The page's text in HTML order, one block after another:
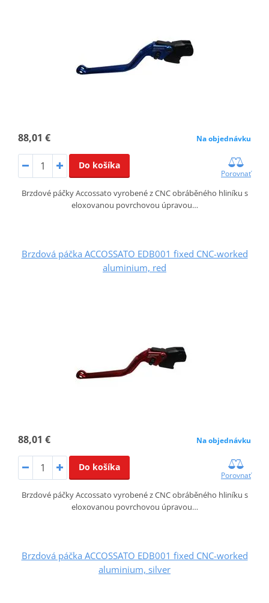
88,01 € Na objednávku
Do košíka
Porovnať
Brzdové páčky Accossato vyrobené z CNC obráběného hliníku s
eloxovanou povrchovou úpravou…
Brzdová páčka ACCOSSATO EDB001 fixed CNC-worked
aluminium, red
88,01 € Na objednávku
Do košíka
Porovnať
Brzdové páčky Accossato vyrobené z CNC obráběného hliníku s
eloxovanou povrchovou úpravou…
Brzdová páčka ACCOSSATO EDB001 fixed CNC-worked
aluminium, silver